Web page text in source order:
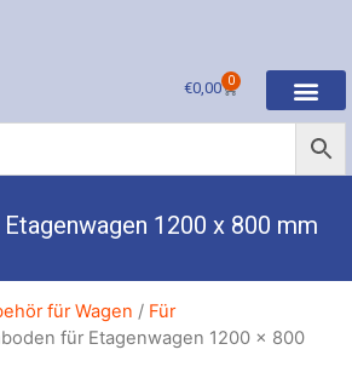
€0,00 0
1200 x 800 mm
für Wagen / Für
für Etagenwagen 1200 x 800